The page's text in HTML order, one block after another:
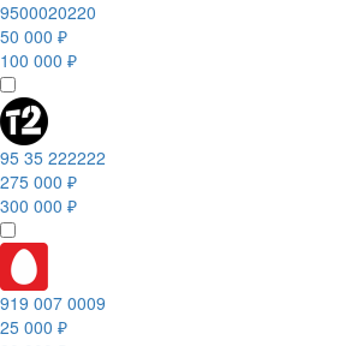
9500020220
50 000 ₽
100 000 ₽
95 35 222222
275 000 ₽
300 000 ₽
919 007 0009
25 000 ₽